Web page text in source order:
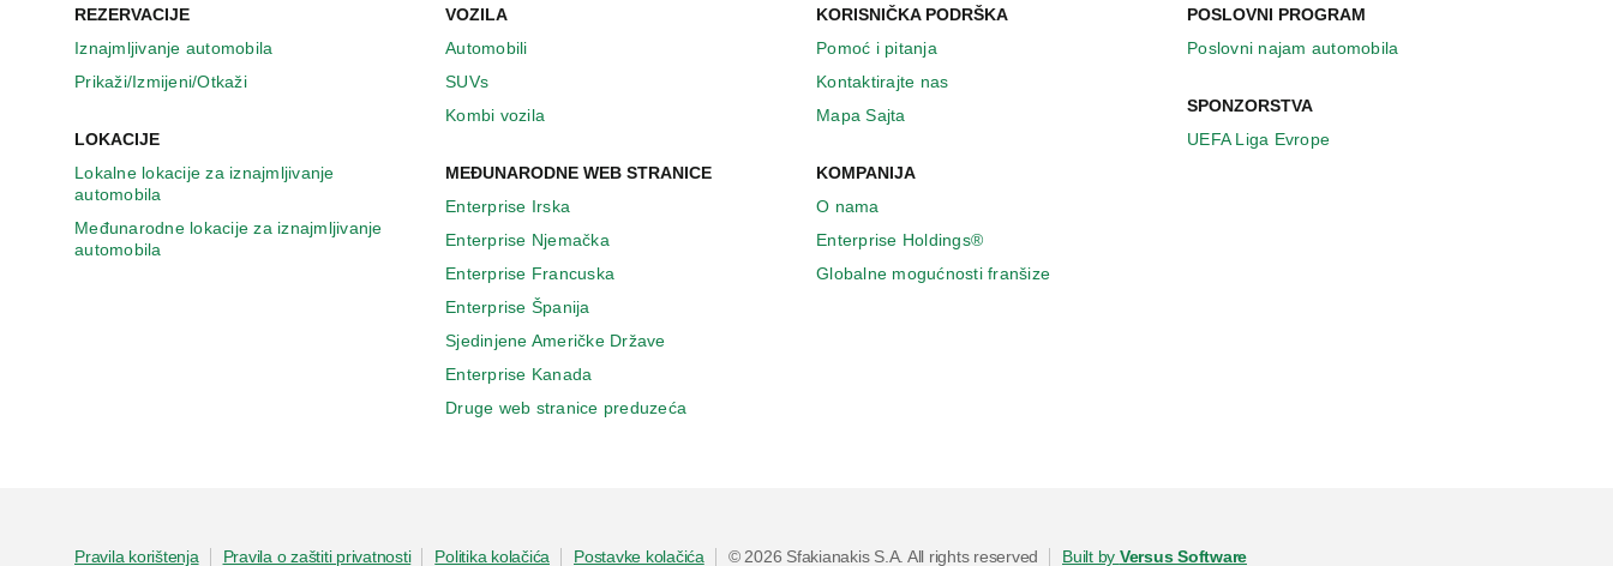
REZERVACIJE
Iznajmljivanje automobila
Prikaži/Izmijeni/Otkaži
LOKACIJE
Lokalne lokacije za iznajmljivanje
automobila
Međunarodne lokacije za iznajmljivanje
automobila
VOZILA
Automobili
SUVs
Kombi vozila
MEĐUNARODNE WEB STRANICE
Enterprise Irska
Enterprise Njemačka
Enterprise Francuska
Enterprise Španija
Sjedinjene Američke Države
Enterprise Κanada
Druge web stranice preduzeća
KORISNIČKA PODRŠKA
Pomoć i pitanja
Kontaktirajte nas
Mapa Sajta
KOMPANIJA
O nama
Enterprise Holdings®
Globalne mogućnosti franšize
POSLOVNI PROGRAM
Poslovni najam automobila
SPONZORSTVA
UEFA Liga Evrope
Pravila korištenja Pravila o zaštiti privatnosti Politika kolačića Postavke kolačića © 2026 Sfakianakis S.A. All rights reserved Built by Versus Software